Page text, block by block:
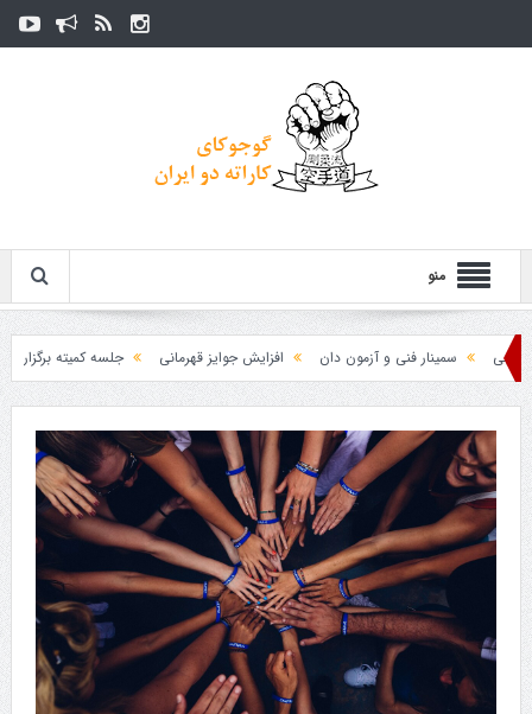
منو
سمینار فنی و آزمون دان افزایش جوایز قهرمانی جلسه کمیته برگزاری جام